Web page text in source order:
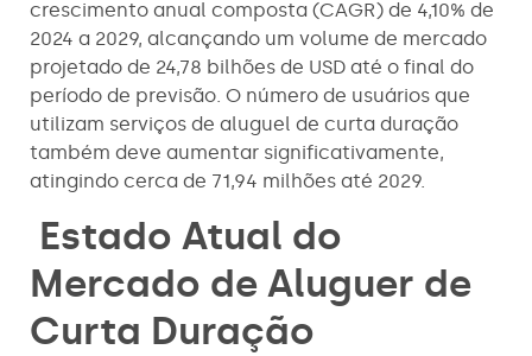
crescimento anual composta (CAGR) de 4,10% de
2024 a 2029, alcançando um volume de mercado
projetado de 24,78 bilhões de USD até o final do
período de previsão. O número de usuários que
utilizam serviços de aluguel de curta duração
também deve aumentar significativamente,
atingindo cerca de 71,94 milhões até 2029.
Estado Atual do
Mercado de Aluguer de
Curta Duração